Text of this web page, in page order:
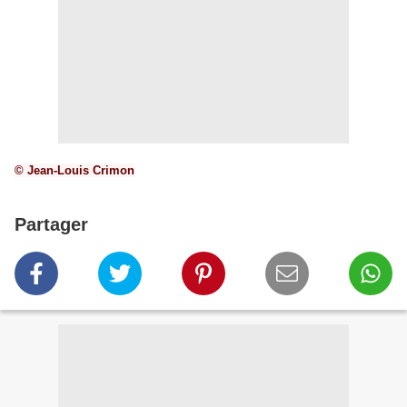
© Jean-Louis Crimon
Partager